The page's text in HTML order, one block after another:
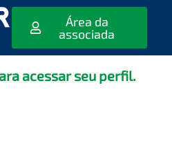
Área da
associada
acessar seu perfil.